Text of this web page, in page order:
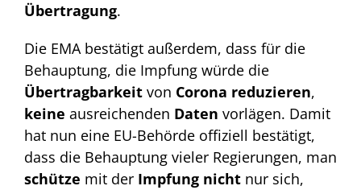
Übertragung.
Die EMA bestätigt außerdem, dass für die
Behauptung, die Impfung würde die
Übertragbarkeit von Corona reduzieren,
keine ausreichenden Daten vorlägen. Damit
hat nun eine EU-Behörde offiziell bestätigt,
dass die Behauptung vieler Regierungen, man
schütze mit der Impfung nicht nur sich,